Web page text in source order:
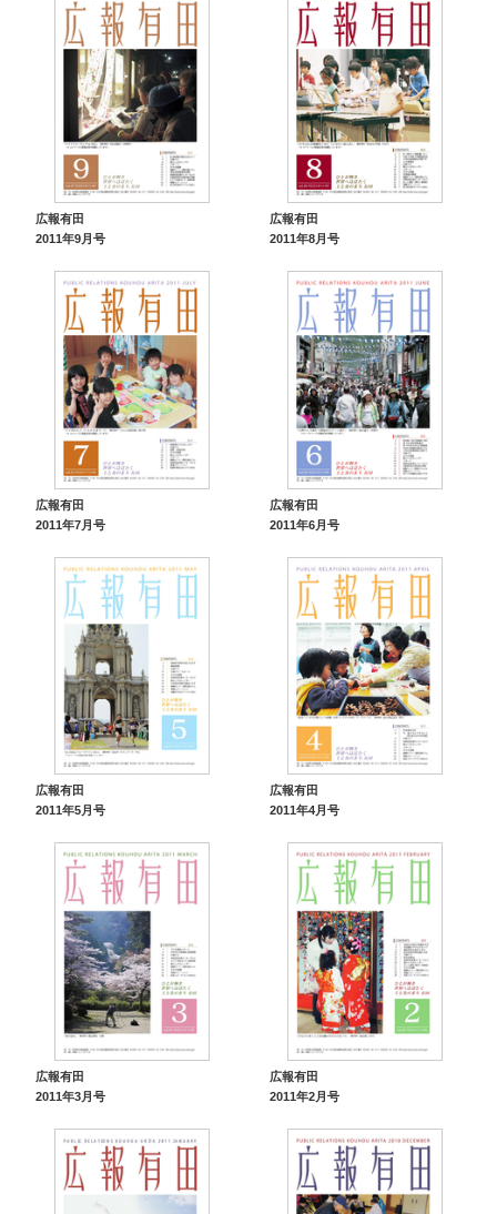
広報有田
2011年9月号
広報有田
2011年8月号
広報有田
2011年7月号
広報有田
2011年6月号
広報有田
2011年5月号
広報有田
2011年4月号
広報有田
2011年3月号
広報有田
2011年2月号